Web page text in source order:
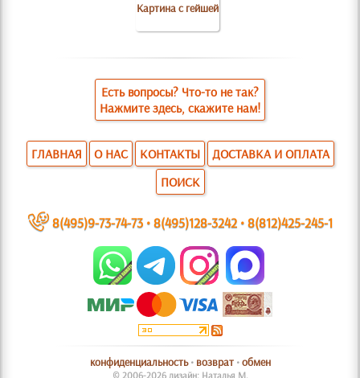
Картина с гейшей
Есть вопросы? Что-то не так?
Нажмите здесь, скажите нам!
ГЛАВНАЯ О НАС КОНТАКТЫ
ДОСТАВКА И ОПЛАТА
ПОИСК
~ 8(495)9-73-74-73•8(495)128-3242•8(812)425-245-1
конфиденциальность• возврат•обмен
© 2006-2026 дизайн: Наталья М.